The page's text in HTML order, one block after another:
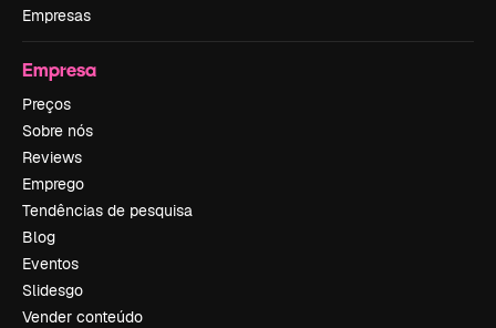
Empresas
Empresa
Preços
Sobre nós
Reviews
Emprego
Tendências de pesquisa
Blog
Eventos
Slidesgo
Vender conteúdo